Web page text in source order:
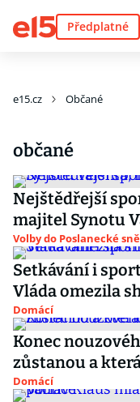
Předplatné
e15.cz Občané
občané
Nejštědřejší
majitel Synotu
Volby do Poslanecké
Setkávání i
Vláda omezila
Domácí
Konec
zůstanou a
Domácí